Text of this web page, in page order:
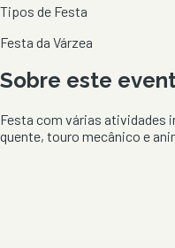
Tipos de Festa
Festa da Várzea
Sobre este
Festa com várias atividades
quente, touro mecânico e